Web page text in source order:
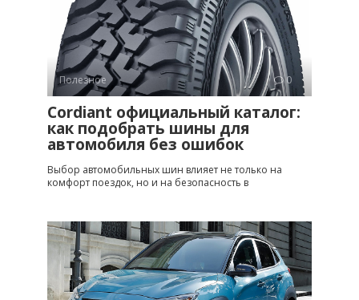
Полезное 0
Cordiant официальный каталог:
как подобрать шины для
автомобиля без ошибок
Выбор автомобильных шин влияет не только на
комфорт поездок, но и на безопасность в